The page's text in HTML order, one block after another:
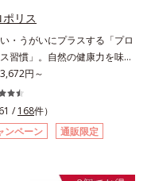
ローズマリーなど古来より伝わ
の植物エキスをぎゅっと凝縮
リジナルブレンドのエキスで
美凛六草（メイリンロクソ
キスとは、メイクイファ、ベ
、キンセンカ、ローズマリ
ホップ、キクカ、6種類の植物
の総称です。
ポリス
・うがいにプラスする「プロ
習慣」。自然の健康力を味方
、負けないカラダに。オルビ
ロポリスは、高品質なブラジ
100％のプロポリスを使用し、
維持する元気をサポートしま
自の2段階抽出法により、プ
一種フラボノイドなどの特有成
円～
/ 168件）
ンペーン
通販限定